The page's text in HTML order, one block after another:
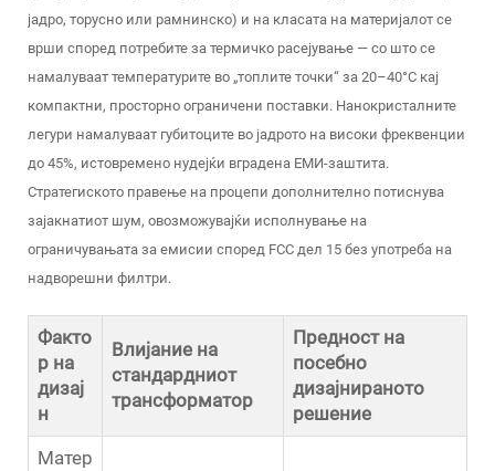
јадро, торусно или рамнинско) и на класата на материјалот се
врши според потребите за термичко расејување — со што се
намалуваат температурите во „топлите точки“ за 20–40°C кај
компактни, просторно ограничени поставки. Нанокристалните
легури намалуваат губитоците во јадрото на високи фреквенции
до 45%, истовремено нудејќи вградена ЕМИ-заштита.
Стратегиското правење на процепи дополнително потиснува
зајакнатиот шум, овозможувајќи исполнување на
ограничувањата за емисии според FCC дел 15 без употреба на
надворешни филтри.
Факто
р на
дизај
н
Влијание на
стандардниот
трансформатор
Предност на
посебно
дизајнираното
решение
Матер